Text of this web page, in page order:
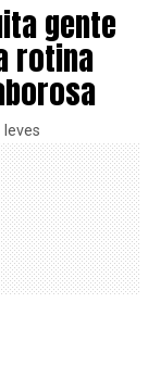
gente
rotina